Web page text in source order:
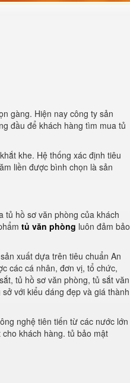
gàng. Hiện nay công ty sản
đầu để khách hàng tìm mua tủ
khe. Hệ thống xác định tiêu
liền được bình chọn là sản
tủ hồ sơ văn phòng của khách
tủ văn phòng luôn đảm bảo
xuất dựa trên tiêu chuẩn An
các cá nhân, đơn vị, tổ chức,
tủ hồ sơ văn phòng, tủ sắt văn
với kiểu dáng đẹp và giá thành
nghệ tiên tiến từ các nước lớn
khách hàng. tủ bảo mật